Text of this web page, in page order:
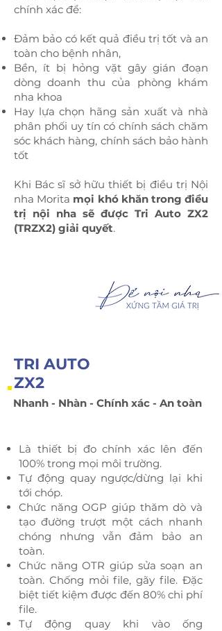
chính xác để:
Đảm bảo có kết quả điều trị tốt và an
toàn cho bệnh nhân,
Bền, ít bị hỏng vặt gây gián đoạn
dòng doanh thu của phòng khám
nha khoa
Hay lựa chọn hãng sản xuất và nhà
phân phối uy tín có chính sách chăm
sóc khách hàng, chính sách bảo hành
tốt
Khi Bác sĩ sở hữu thiết bị điều trị Nội
nha Morita mọi khó khăn trong điều
trị nội nha sẽ được Tri Auto ZX2
(TRZX2) giải quyết.
Nhanh - Nhàn - Chính xác - An toàn
TRI AUTO
ZX2
Là thiết bị đo chính xác lên đến
100% trong mọi môi trường.
Tự động quay ngược/dừng lại khi
tới chóp.
Chức năng OGP giúp thăm dò và
tạo đường trượt một cách nhanh
chóng nhưng vẫn đảm bảo an
toàn.
Chức năng OTR giúp sửa soạn an
toàn. Chống mỏi file, gãy file. Đặc
biệt tiết kiệm được đến 80% chi phí
file.
Tự động quay khi vào ống